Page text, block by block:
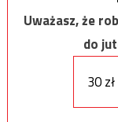
Uważasz, że
do
30 zł